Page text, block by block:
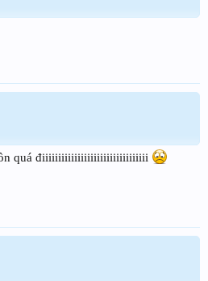
quá điiiiiiiiiiiiiiiiiiiiiiiiiiiiiiiii